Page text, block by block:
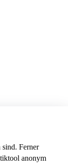
Ferner
anonym